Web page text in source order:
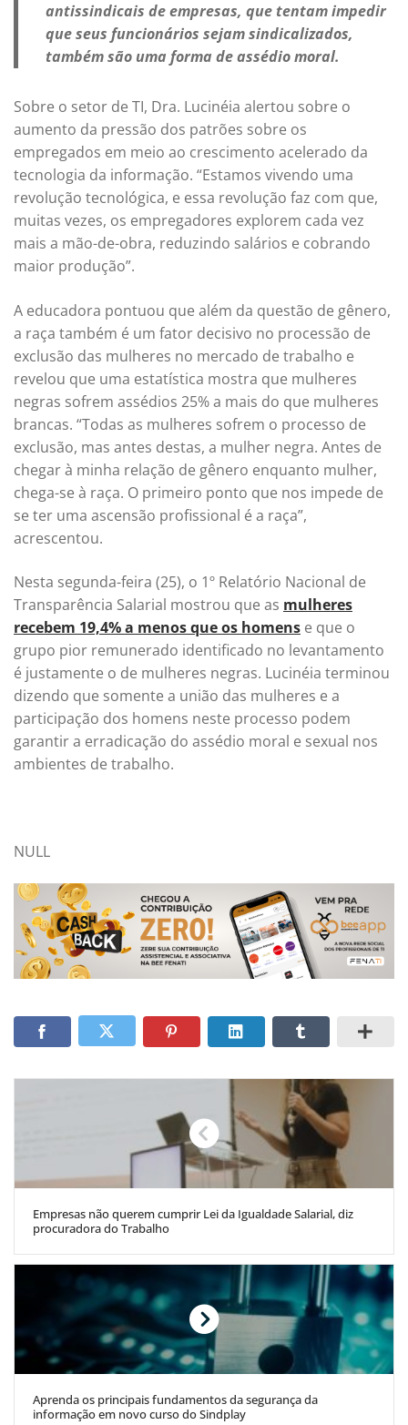
antissindicais de empresas, que tentam impedir
que seus funcionários sejam sindicalizados,
também são uma forma de assédio moral.
Sobre o setor de TI, Dra. Lucinéia alertou sobre o
aumento da pressão dos patrões sobre os
empregados em meio ao crescimento acelerado da
tecnologia da informação. “Estamos vivendo uma
revolução tecnológica, e essa revolução faz com que,
muitas vezes, os empregadores explorem cada vez
mais a mão-de-obra, reduzindo salários e cobrando
maior produção”.
A educadora pontuou que além da questão de gênero,
a raça também é um fator decisivo no processão de
exclusão das mulheres no mercado de trabalho e
revelou que uma estatística mostra que mulheres
negras sofrem assédios 25% a mais do que mulheres
brancas. “Todas as mulheres sofrem o processo de
exclusão, mas antes destas, a mulher negra. Antes de
chegar à minha relação de gênero enquanto mulher,
chega-se à raça. O primeiro ponto que nos impede de
se ter uma ascensão profissional é a raça”,
acrescentou.
Nesta segunda-feira (25), o 1º Relatório Nacional de
Transparência Salarial mostrou que as mulheres
recebem 19,4% a menos que os homens e que o
grupo pior remunerado identificado no levantamento
é justamente o de mulheres negras. Lucinéia terminou
dizendo que somente a união das mulheres e a
participação dos homens neste processo podem
garantir a erradicação do assédio moral e sexual nos
ambientes de trabalho.
NULL
Empresas não querem cumprir Lei da Igualdade Salarial, diz
procuradora do Trabalho
Aprenda os principais fundamentos da segurança da
informação em novo curso do Sindplay